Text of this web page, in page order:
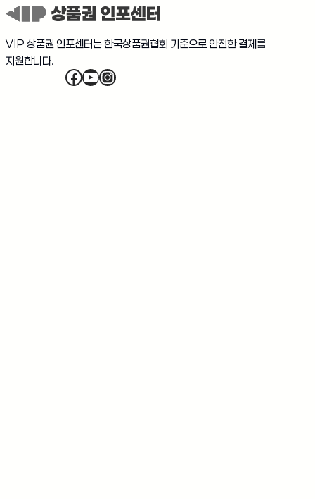
VIP 상품권 인포센터는 한국상품권협회 기준으로 안전한 결제를
지원합니다.
Facebook
YouTube
Instagram